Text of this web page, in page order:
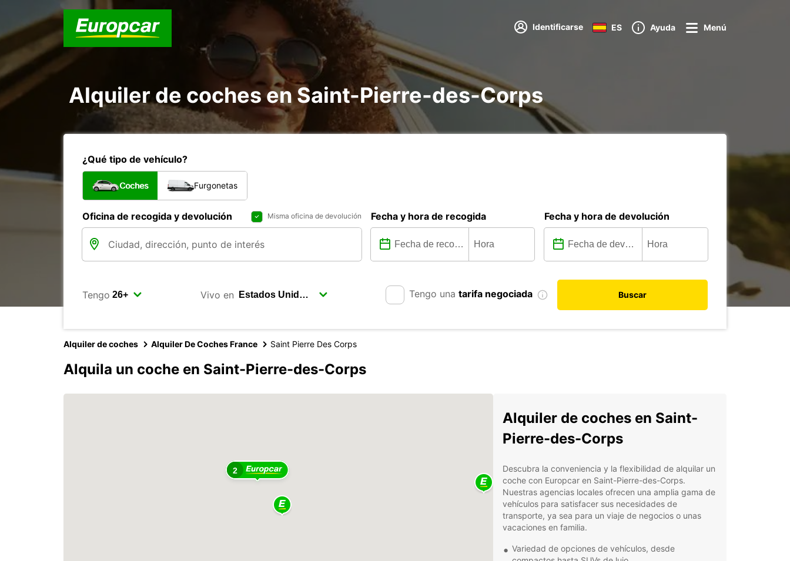
Identificarse ES Ayuda Menú
Alquiler de coches en Saint-Pierre-des-Corps
¿Qué tipo de vehículo?
Coches Furgonetas
Oficina de recogida y devolución Misma oficina de devolución Fecha y hora de recogida Fecha y hora de devolución
Tengo Vivo en Tengo una tarifa negociada Buscar
Alquiler de coches Alquiler De Coches France Saint Pierre Des Corps
Alquila un coche en Saint-Pierre-des-Corps
2
Alquiler de coches en Saint-
Pierre-des-Corps
Descubra la conveniencia y la flexibilidad de alquilar un
coche con Europcar en Saint-Pierre-des-Corps.
Nuestras agencias locales ofrecen una amplia gama de
vehículos para satisfacer sus necesidades de
transporte, ya sea para un viaje de negocios o unas
vacaciones en familia.
Variedad de opciones de vehículos, desde